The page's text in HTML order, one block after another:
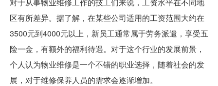
区有所差异。据了解，在某些公司适用的工资范围大约在
3500元到4000元以上，新员工通常属于劳务派遣，享受五
险一金，有额外的福利待遇。对于这个行业的发展前景，
个人认为物业维修是一个不错的职业选择，随着社会的发
展，对于维修保养人员的需求会逐渐增加。